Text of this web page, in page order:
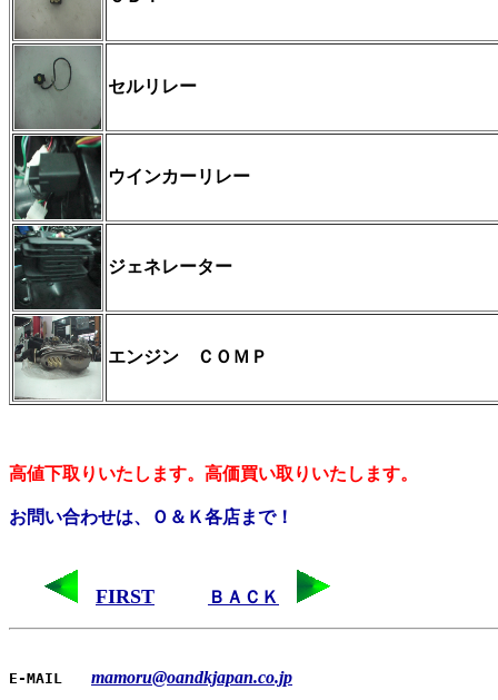
セルリレー
ウインカーリレー
ジェネレーター
エンジン ＣＯＭＰ
高値下取りいたします。高価買い取りいたします。
お問い合わせは、Ｏ＆Ｋ各店まで！
FIRST ＢＡＣＫ
E-MAIL mamoru@oandkjapan.co.jp